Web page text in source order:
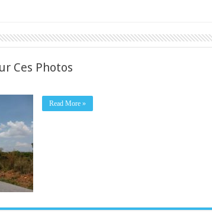
Ces Photos
Read More »